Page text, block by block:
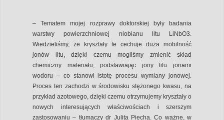
– Tematem mojej rozprawy doktorskiej były badania
warstwy powierzchniowej niobianu litu LiNbO3.
Wiedzieliśmy, że kryształy te cechuje duża mobilność
jonów litu, dzięki czemu mogliśmy zmienić skład
chemiczny materiału, podstawiając jony litu jonami
wodoru – co stanowi istotę procesu wymiany jonowej.
Proces ten zachodzi w środowisku stężonego kwasu, na
przykład azotowego, dzięki czemu otrzymujemy kryształy o
nowych interesujących właściwościach i szerszym
zastosowaniu – tłumaczy dr Julita Piecha. Co ważne, w